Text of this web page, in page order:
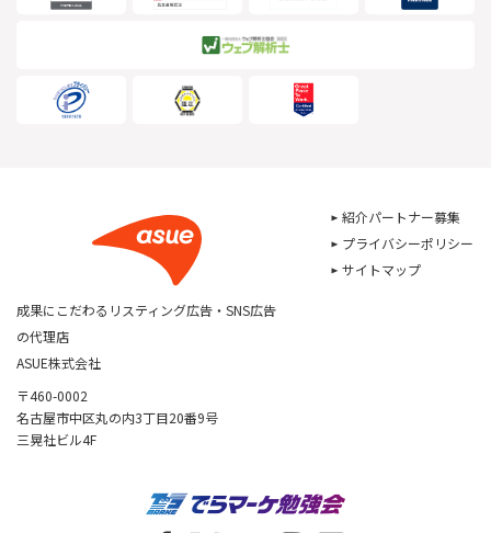
成果にこだわるリスティング広告・SNS広告
の代理店
ASUE株式会社
〒460-0002
名古屋市中区丸の内3丁目20番9号
三晃社ビル4F
紹介パートナー募集
プライバシーポリシー
サイトマップ